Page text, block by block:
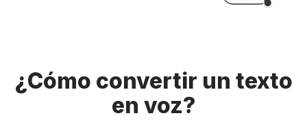
¿Cómo convertir un texto
en voz?